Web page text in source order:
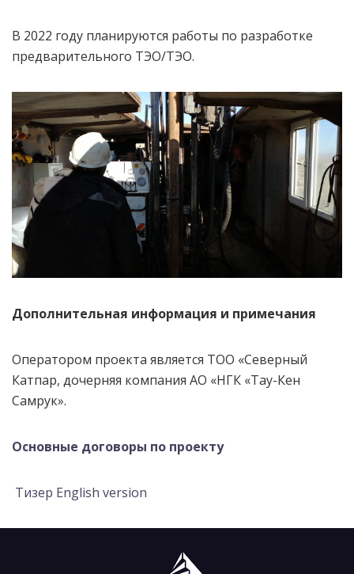
В 2022 году планируются работы по разработке
предварительного ТЭО/ТЭО.
Дополнительная информация и примечания
Оператором проекта является ТОО «Северный
Катпар, дочерняя компания АО «НГК «Тау-Кен
Самрук».
Основные договоры по проекту
Тизер English version